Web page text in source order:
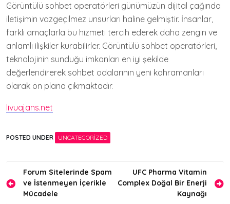
Görüntülü sohbet operatörleri günümüzün dijital çağında
iletişimin vazgeçilmez unsurları haline gelmiştir. İnsanlar,
farklı amaçlarla bu hizmeti tercih ederek daha zengin ve
anlamlı ilişkiler kurabilirler. Görüntülü sohbet operatörleri,
teknolojinin sunduğu imkanları en iyi şekilde
değerlendirerek sohbet odalarının yeni kahramanları
olarak ön plana çıkmaktadır.
livuajans.net
POSTED UNDER UNCATEGORIZED
Yazı
gezinmesi
Forum Sitelerinde Spam
ve İstenmeyen İçerikle
Mücadele
UFC Pharma Vitamin
Complex Doğal Bir Enerji
Kaynağı